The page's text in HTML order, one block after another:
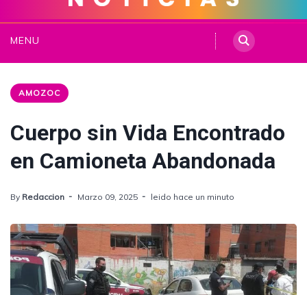
MENU
AMOZOC
Cuerpo sin Vida Encontrado
en Camioneta Abandonada
By Redaccion Marzo 09, 2025 leido hace un minuto